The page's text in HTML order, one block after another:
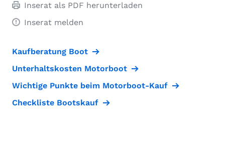
Inserat als PDF herunterladen
Inserat melden
Kaufberatung Boot
Unterhaltskosten Motorboot
Wichtige Punkte beim Motorboot-Kauf
Checkliste Bootskauf